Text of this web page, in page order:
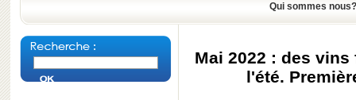
Qui sommes nous?
Mai 2022 : des
l'été.